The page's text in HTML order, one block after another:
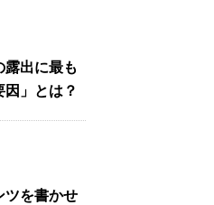
露出に最も
」とは？
ツを書かせ